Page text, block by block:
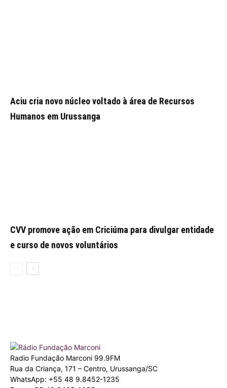
Aciu cria novo núcleo voltado à área de Recursos
Humanos em Urussanga
CVV promove ação em Criciúma para divulgar entidade
e curso de novos voluntários
Radio Fundação Marconi 99.9FM
Rua da Criança, 171 – Centro, Urussanga/SC
WhatsApp: +55 48 9.8452-1235